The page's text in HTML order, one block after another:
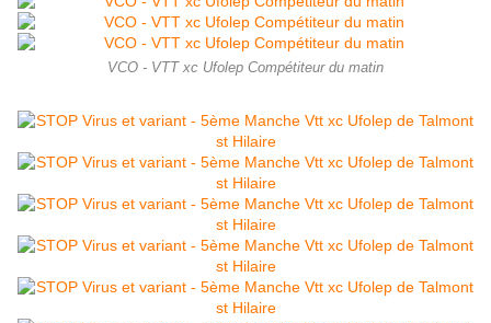
VCO - VTT xc Ufolep Compétiteur du matin